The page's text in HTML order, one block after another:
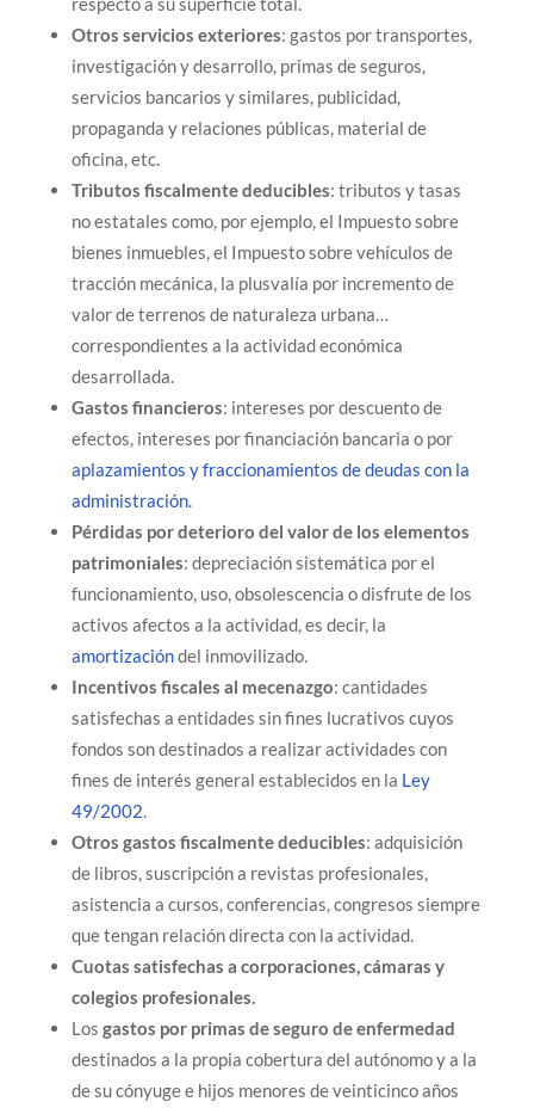
Otros servicios exteriores: gastos por transportes,
investigación y desarrollo, primas de seguros,
servicios bancarios y similares, publicidad,
propaganda y relaciones públicas, material de
oficina, etc.
Tributos fiscalmente deducibles: tributos y tasas
no estatales como, por ejemplo, el Impuesto sobre
bienes inmuebles, el Impuesto sobre vehículos de
tracción mecánica, la plusvalía por incremento de
valor de terrenos de naturaleza urbana…
correspondientes a la actividad económica
desarrollada.
Gastos financieros: intereses por descuento de
efectos, intereses por financiación bancaria o por
aplazamientos y fraccionamientos de deudas con la
administración.
Pérdidas por deterioro del valor de los elementos
patrimoniales: depreciación sistemática por el
funcionamiento, uso, obsolescencia o disfrute de los
activos afectos a la actividad, es decir, la
amortizacióndel inmovilizado.
Incentivos fiscales al mecenazgo: cantidades
satisfechas a entidades sin fines lucrativos cuyos
fondos son destinados a realizar actividades con
fines de interés general establecidos en la Ley
49/2002.
Otros gastos fiscalmente deducibles: adquisición
de libros, suscripción a revistas profesionales,
asistencia a cursos, conferencias, congresos siempre
que tengan relación directa con la actividad.
Cuotas satisfechas a corporaciones, cámaras y
colegios profesionales.
Los gastos por primas de seguro de enfermedad
destinados a la propia cobertura del autónomo y a la
de su cónyuge e hijos menores de veinticinco años